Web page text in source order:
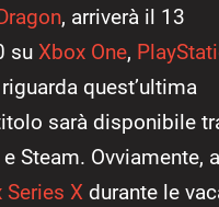
, arriverà il 13
su Xbox One,
quest’ultima
sarà disponibile
Steam. Ovviamente,
Series X durante le